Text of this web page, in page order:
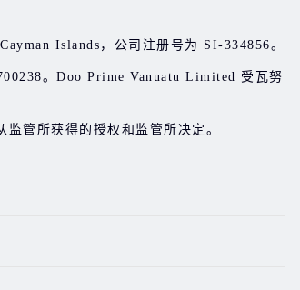
Islands，公司注册号为 SI-334856。
。Doo Prime Vanuatu Limited 受瓦努
管所获得的授权和监管所决定。